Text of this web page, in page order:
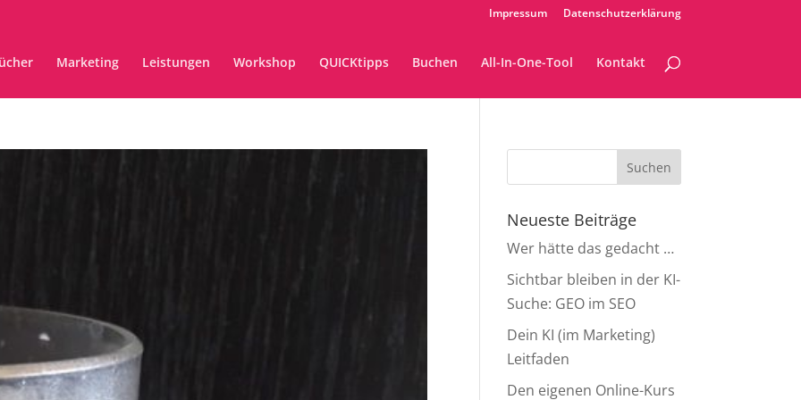
Impressum Datenschutzerklärung
Marketing Leistungen Workshop QUICKtipps Buchen All-In-One-Tool Kontakt
Neueste Beiträge
Wer hätte das gedacht …
Sichtbar bleiben in der KI-
Suche: GEO im SEO
Dein KI (im Marketing)
Leitfaden
Den eigenen Online-Kurs